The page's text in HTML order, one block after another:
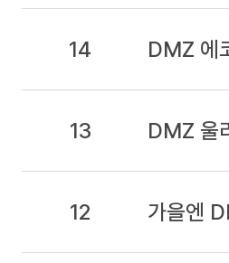
14 DMZ 에
13 DMZ 울
12 가을엔